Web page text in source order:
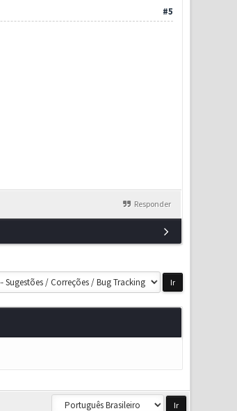
#5
Responder